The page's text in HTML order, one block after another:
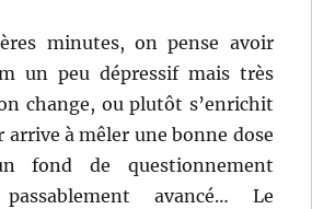
minutes, on pense avoir
un peu dépressif mais très
change, ou plutôt s’enrichit
arrive à mêler une bonne dose
fond de questionnement
avancé… Le